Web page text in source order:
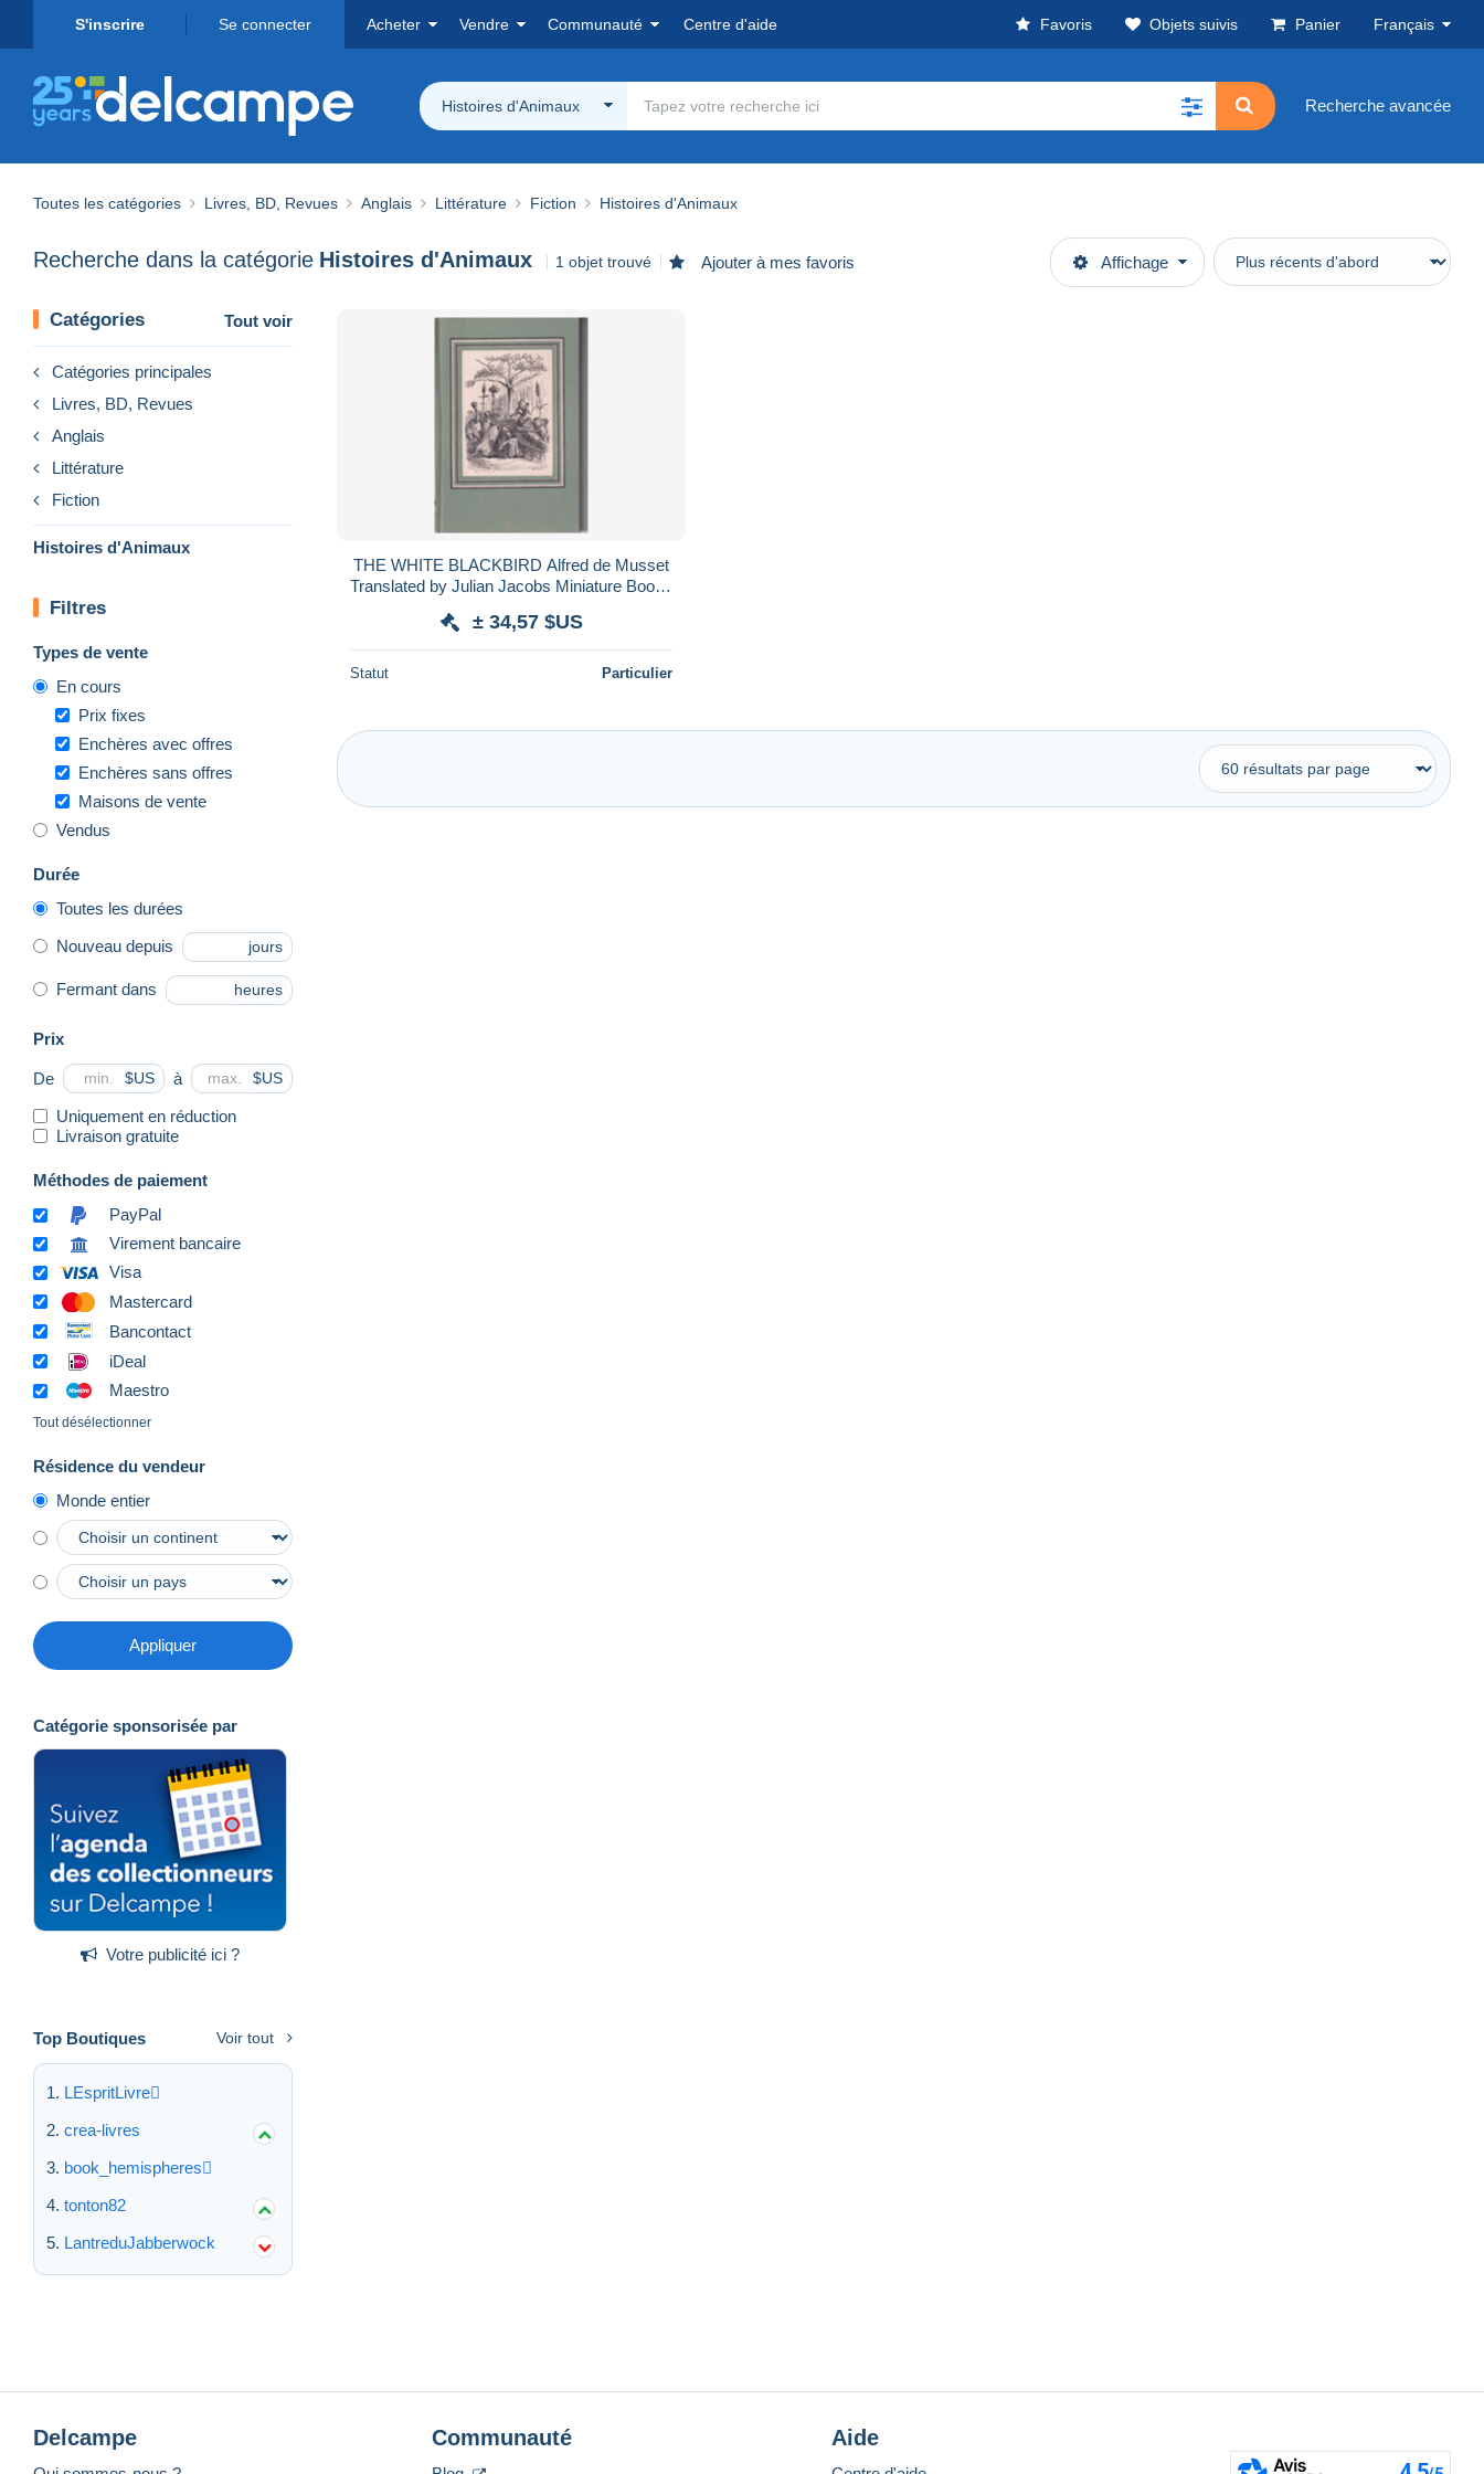
S'inscrire Se connecter Acheter Vendre Communauté Centre d'aide Favoris Objets suivis Panier Français
Histoires d'Animaux Recherche avancée
Toutes les catégories Livres, BD, Revues Anglais Littérature Fiction Histoires d'Animaux
Recherche dans la catégorie Histoires d'Animaux 1 objet trouvé Ajouter à mes favoris Affichage
Catégories Tout voir
Catégories principales
Livres, BD, Revues
Anglais
Littérature
Fiction
Histoires d'Animaux
Filtres
Types de vente
En cours
Prix fixes
Enchères avec offres
Enchères sans offres
Maisons de vente
Vendus
Durée
Toutes les durées
Nouveau depuis jours
Fermant dans heures
Prix
De $US à $US
Uniquement en réduction
Livraison gratuite
Méthodes de paiement
PayPal
Virement bancaire
Visa
Mastercard
Bancontact
iDeal
Maestro
Tout désélectionner
Résidence du vendeur
Monde entier
Appliquer
Catégorie sponsorisée par
Votre publicité ici ?
Top Boutiques Voir tout
LEspritLivre
crea-livres
book_hemispheres
tonton82
LantreduJabberwock
THE WHITE BLACKBIRD Alfred de Musset
Translated by Julian Jacobs Miniature Books
± 34,57 $US
Statut Particulier
Delcampe Communauté Aide